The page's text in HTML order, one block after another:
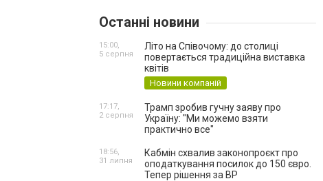
Останні новини
Літо на Співочому: до столиці
повертається традиційна виставка
квітів
Новини компаній
15:00,
5 серпня
Трамп зробив гучну заяву про
Україну: "Ми можемо взяти
практично все"
17:17,
2 серпня
Кабмін схвалив законопроєкт про
оподаткування посилок до 150 євро.
Тепер рішення за ВР
18:56,
31 липня